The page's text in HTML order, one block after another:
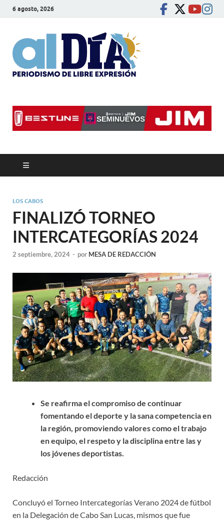
6 agosto, 2026
LOS CABOS
FINALIZÓ TORNEO
INTERCATEGORÍAS 2024
2 septiembre, 2024 - por MESA DE REDACCIÓN
Se reafirma el compromiso de continuar
fomentando el deporte y la sana competencia en
la región, promoviendo valores como el trabajo
en equipo, el respeto y la disciplina entre las y
los jóvenes deportistas.
Redacción
Concluyó el Torneo Intercategorías Verano 2024 de fútbol
en la Delegación de Cabo San Lucas, mismos que fue